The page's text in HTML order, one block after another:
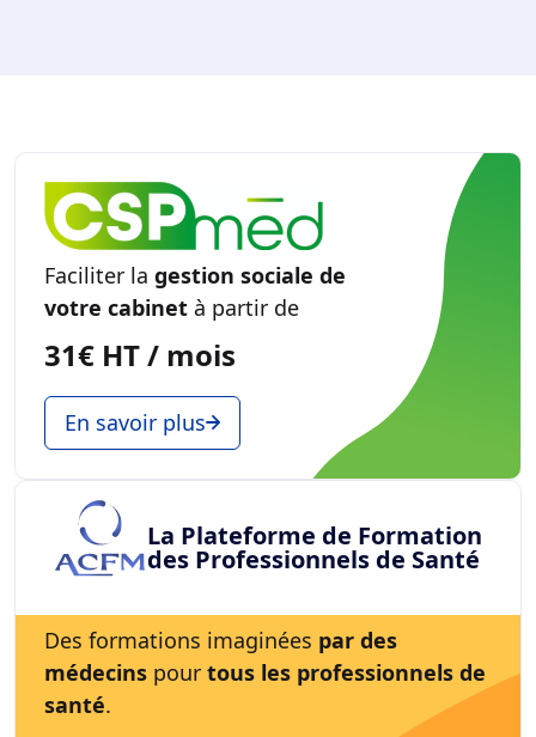
Faciliter la gestion sociale de
votre cabinet à partir de
31€ HT / mois
En savoir plus
La Plateforme de Formation
des Professionnels de Santé
Des formations imaginées par des
médecins pour tous les professionnels de
santé.